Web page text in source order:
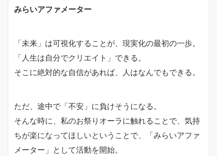
みらいアファメーター
「未来」は可視化することが、現実化の最初の一歩。
「人生は自分でクリエイト」できる。
そこに絶対的な自信があれば、人はなんでもできる。
ただ、途中で「不安」に負けそうになる。
そんな時に、私のお祭りオーラに触れることで、気持
ちが楽になってほしいということで、「みらいアファ
メーター 」として活動を開始。